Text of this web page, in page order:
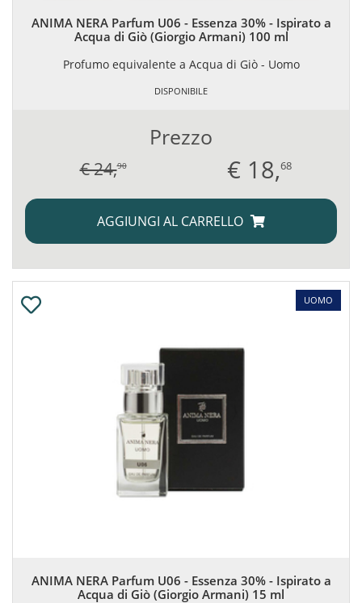
ANIMA NERA Parfum U06 - Essenza 30% - Ispirato a
Acqua di Giò (Giorgio Armani) 100 ml
Profumo equivalente a Acqua di Giò - Uomo
DISPONIBILE
Prezzo
€ 24,90 € 18,68
AGGIUNGI AL CARRELLO
UOMO
ANIMA NERA Parfum U06 - Essenza 30% - Ispirato a
Acqua di Giò (Giorgio Armani) 15 ml